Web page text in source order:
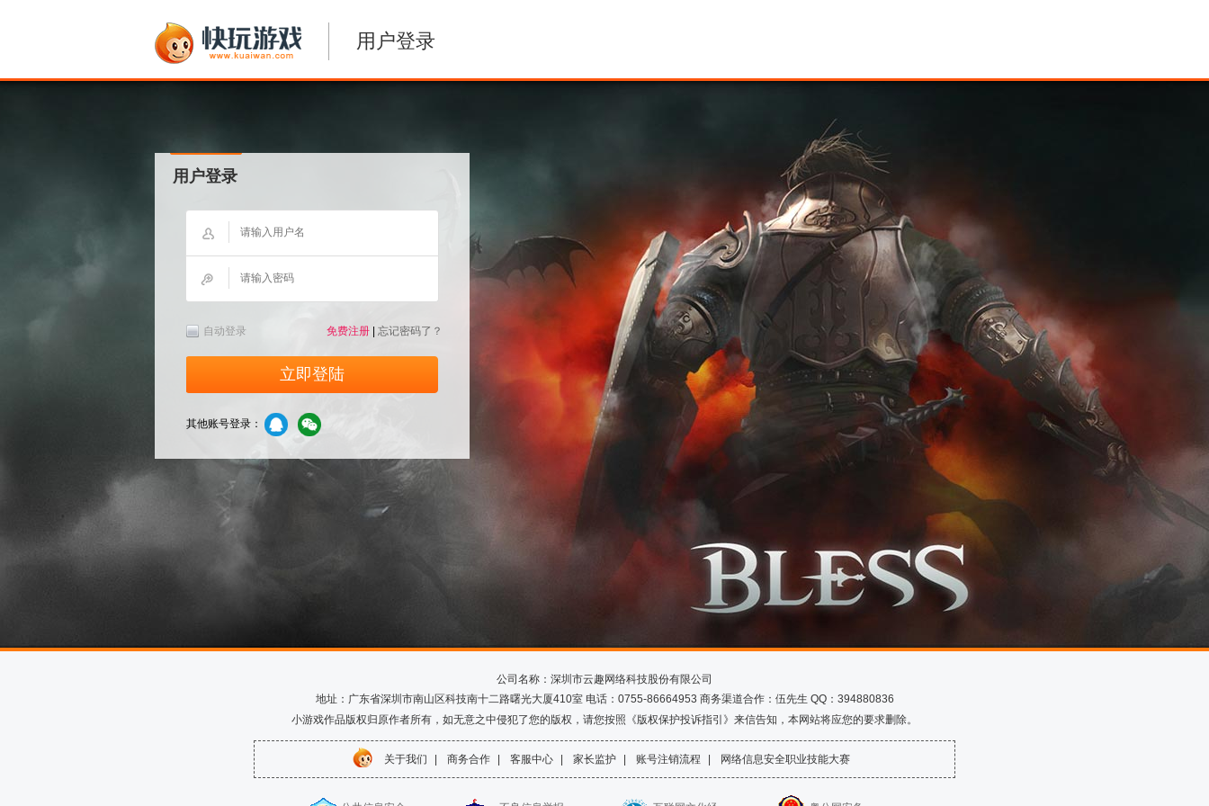
用户登录
用户登录
自动登录 免费注册 忘记密码了？
立即登陆
其他账号登录：
公司名称：深圳市云趣网络科技股份有限公司
地址：广东省深圳市南山区科技南十二路曙光大厦410室 电话：0755-86664953 商务渠道合作：伍先生 QQ：394880836
小游戏作品版权归原作者所有，如无意之中侵犯了您的版权，请您按照《版权保护投诉指引》来信告知，本网站将应您的要求删除。
关于我们 商务合作 客服中心 家长监护 账号注销流程 网络信息安全职业技能大赛